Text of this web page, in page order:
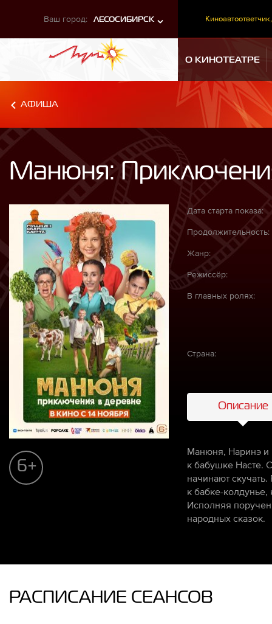
Ваш город: ЛЕСОСИБИРСК Киноавтоответчик,
О КИНОТЕАТРЕ
АФИША
Манюня:
6+
Дата старта показа:
Продолжительность:
Жанр:
Режиссёр:
В главных ролях:
Страна:
Описание
Манюня, Наринэ и
к бабушке Насте.
начинают
к бабке-
Исполняя
народных сказок.
РАСПИСАНИЕ СЕАНСОВ